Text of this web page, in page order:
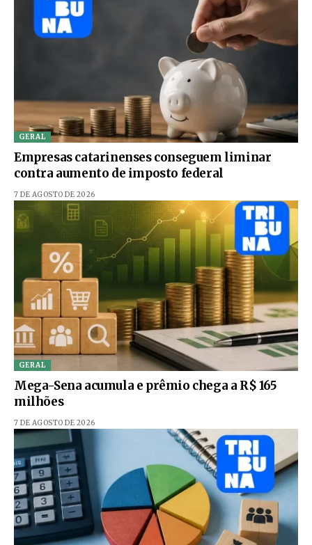
GERAL
Empresas catarinenses conseguem liminar
contra aumento de imposto federal
7 DE AGOSTO DE 2026
GERAL
Mega-Sena acumula e prêmio chega a R$ 165
milhões
7 DE AGOSTO DE 2026